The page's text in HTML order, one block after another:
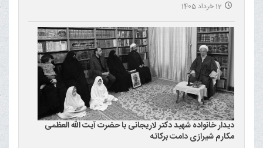
12 خرداد 1405
دیدار خانواده شهید دکتر لاریجانی با حضرت آیت الله العظمی
مکارم شیرازی دامت برکاته